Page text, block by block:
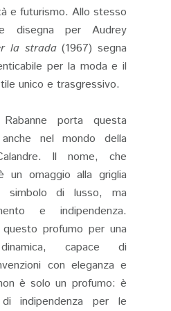
e futurismo. Allo stesso
disegna per Audrey
la strada(1967) segna
per la moda e il
unico e trasgressivo.
porta questa
nel mondo della
Il nome, che
un omaggio alla griglia
simbolo di lusso, ma
e indipendenza.
questo profumo per una
capace di
con eleganza e
è solo un profumo: è
di indipendenza per le